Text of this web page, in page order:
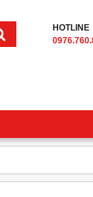
HOTLINE